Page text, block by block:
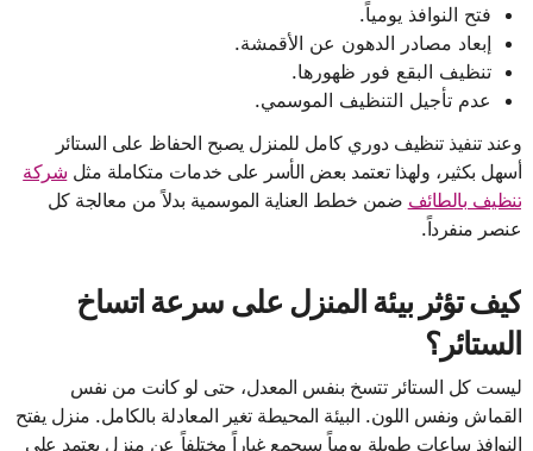
فتح النوافذ يومياً.
إبعاد مصادر الدهون عن الأقمشة.
تنظيف البقع فور ظهورها.
عدم تأجيل التنظيف الموسمي.
وعند تنفيذ تنظيف دوري كامل للمنزل يصبح الحفاظ على الستائر
أسهل بكثير، ولهذا تعتمد بعض الأسر على خدمات متكاملة مثل شركة
تنظيف بالطائف ضمن خطط العناية الموسمية بدلاً من معالجة كل
عنصر منفرداً.
كيف تؤثر بيئة المنزل على سرعة اتساخ
الستائر؟
ليست كل الستائر تتسخ بنفس المعدل، حتى لو كانت من نفس
القماش ونفس اللون. البيئة المحيطة تغير المعادلة بالكامل. منزل يفتح
النوافذ ساعات طويلة يومياً سيجمع غباراً مختلفاً عن منزل يعتمد على